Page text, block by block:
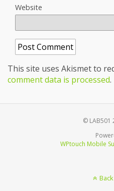
Website
This site uses Akismet to
comment data is processed.
© LAB501
WPtouch Mobile